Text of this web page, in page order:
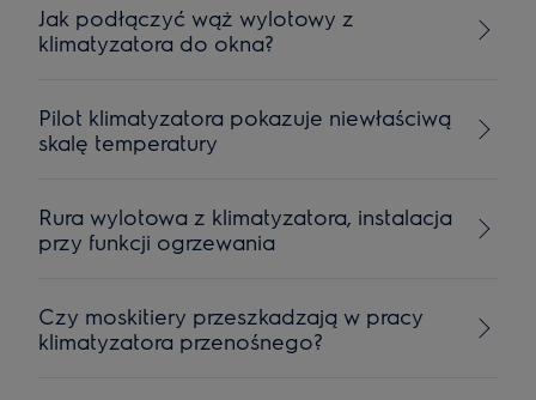
Jak podłączyć wąż wylotowy z
klimatyzatora do okna?
Pilot klimatyzatora pokazuje niewłaściwą
skalę temperatury
Rura wylotowa z klimatyzatora, instalacja
przy funkcji ogrzewania
Czy moskitiery przeszkadzają w pracy
klimatyzatora przenośnego?